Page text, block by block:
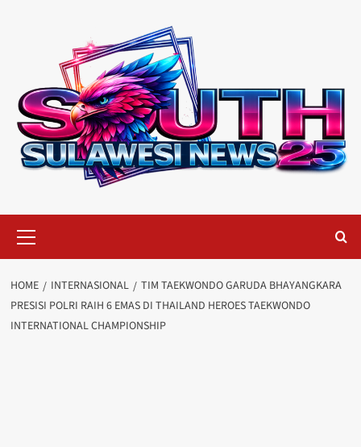
Menu
HOME INTERNASIONAL
TIM TAEKWONDO GARUDA BHAYANGKARA
PRESISI POLRI RAIH 6 EMAS DI THAILAND HEROES TAEKWONDO
INTERNATIONAL CHAMPIONSHIP